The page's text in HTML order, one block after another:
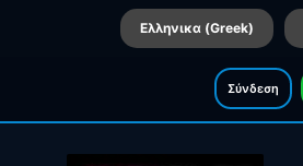
Ελληνικα (Greek)
Σύνδεση